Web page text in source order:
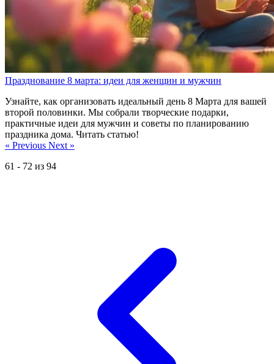
Празднование 8 марта: идеи для женщин и мужчин
Узнайте, как организовать идеальный день 8 Марта для вашей
второй половинки. Мы собрали творческие подарки,
практичные идеи для мужчин и советы по планированию
праздника дома. Читать статью!
« Previous Next »
61 - 72 из 94